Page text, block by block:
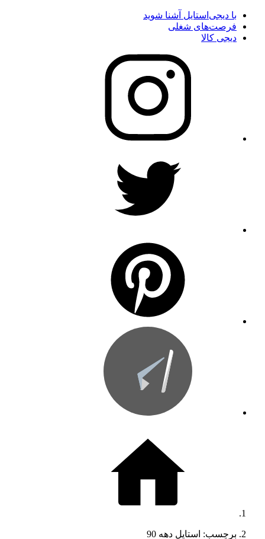
با دیجی‌استایل آشنا شوید
فرصت‌های شغلی
دیجی کالا
برچسب: استایل دهه 90